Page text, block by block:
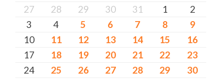
27
28 29 30 31 1
2
3
4 5 6 7 8
9
10
11 12 13 14 15
16
17
18 19 20 21 22
23
24
25 26 27 28 29
30